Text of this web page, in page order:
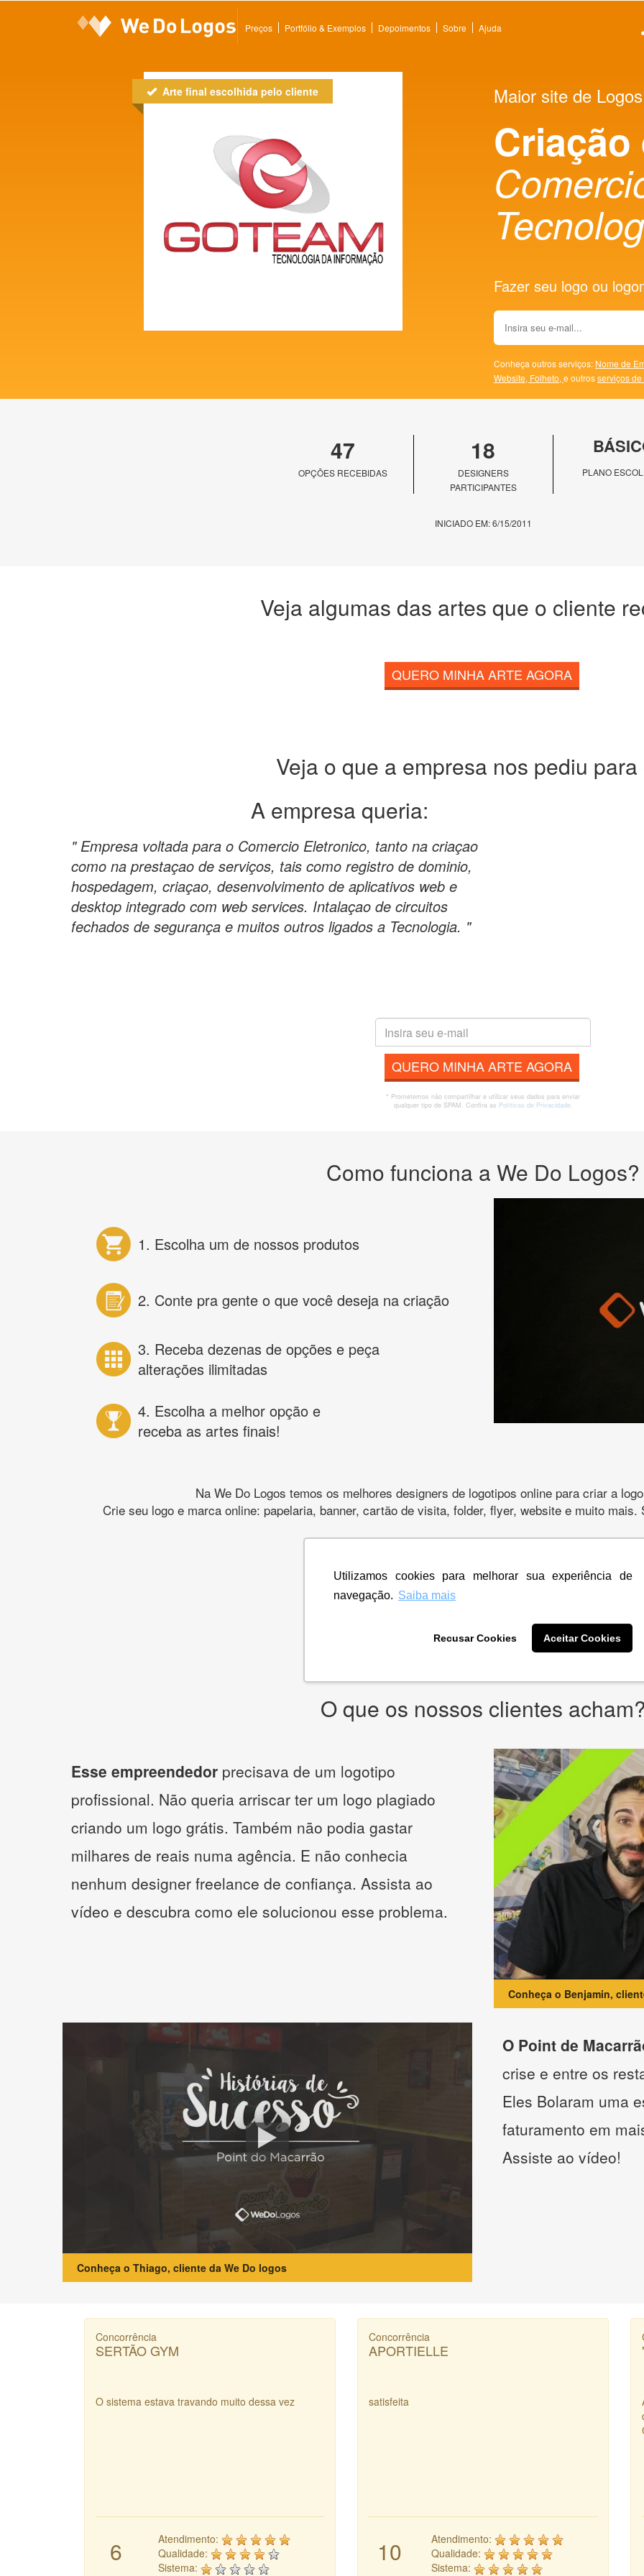
Utilizamos cookies para melhorar sua experiência de
navegação. Saiba mais
Recusar Cookies Aceitar Cookies
Preços Portfólio & Exemplos Depoimentos Sobre Ajuda
Arte final escolhida pelo cliente Maior site de
Criação
Fazer seu logo ou
Conheça outros serviços: Nome de
Website, Folheto, e outrosserviços
47
OPÇÕES RECEBIDAS
18
DESIGNERS
PARTICIPANTES
PLANO
INICIADO EM: 6/15/2011
Veja algumas das artes que o cliente
QUERO MINHA ARTE AGORA
Veja o que a empresa nos pediu para
A empresa queria:
" Empresa voltada para o Comercio Eletronico, tanto na criaçao
como na prestaçao de serviços, tais como registro de dominio,
hospedagem, criaçao, desenvolvimento de aplicativos web e
desktop integrado com web services. Intalaçao de circuitos
fechados de segurança e muitos outros ligados a Tecnologia. "
QUERO MINHA ARTE AGORA
* Prometemos não compartilhar e utilizar seus dados para enviar
qualquer tipo de SPAM. Confira as Políticas de Privacidade.
Como funciona a We Do Logos?
1. Escolha um de nossos produtos
2. Conte pra gente o que você deseja na criação
3. Receba dezenas de opções e peça
alterações ilimitadas
4. Escolha a melhor opção e
receba as artes finais!
Na We Do Logos temos os melhores designers de logotipos online para criar a
Crie seu logo e marca online: papelaria, banner, cartão de visita, folder, flyer, website e muito
CRIE SUA MARCA
* Prometemos não compartilhar e utilizar seus dados para enviar
qualquer tipo de SPAM. Confira asPolíticas de Privacidade.
O que os nossos clientes
Esse empreendedor precisava de um logotipo
profissional. Não queria arriscar ter um logo plagiado
criando um logo grátis. Também não podia gastar
milhares de reais numa agência. E não conhecia
nenhum designer freelance de confiança. Assista ao
vídeo e descubra como ele solucionou esse problema.
Conheça o Benjamin,
Conheça o Thiago, cliente da We Do logos
O Point de
crise e entre os
Eles Bolaram uma
faturamento em
Assiste ao vídeo!
Concorrência
SERTÃO GYM
O sistema estava travando muito dessa vez
6
Atendimento:
Qualidade:
Sistema:
Concorrência
APORTIELLE
satisfeita
10
Atendimento:
Qualidade:
Sistema: